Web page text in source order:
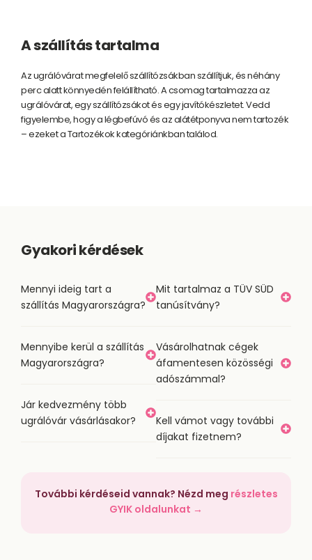
A szállítás tartalma
Az ugrálóvárat megfelelő szállítózsákban szállítjuk, és néhány
perc alatt könnyedén felállítható. A csomag tartalmazza az
ugrálóvárat, egy szállítózsákot és egy javítókészletet. Vedd
figyelembe, hogy a légbefúvó és az alátétponyva nem tartozék
– ezeket a Tartozékok kategóriánkban találod.
Gyakori kérdések
Mennyi ideig tart a
szállítás Magyarországra?
Mennyibe kerül a szállítás
Magyarországra?
Jár kedvezmény több
ugrálóvár vásárlásakor?
Mit tartalmaz a TÜV SÜD
tanúsítvány?
Vásárolhatnak cégek
áfamentesen közösségi
adószámmal?
Kell vámot vagy további
díjakat fizetnem?
További kérdéseid vannak? Nézd meg részletes
GYIK oldalunkat →